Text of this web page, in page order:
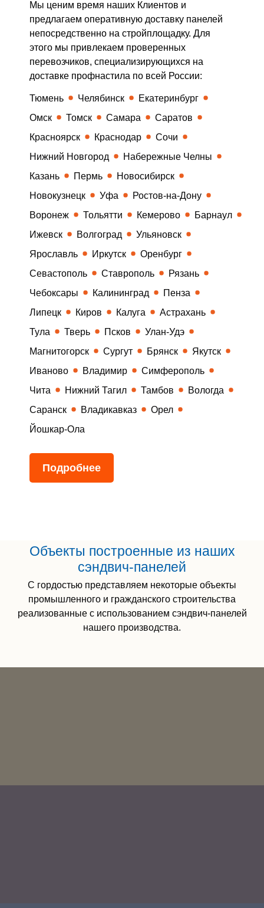
Мы ценим время наших Клиентов и
предлагаем оперативную доставку панелей
непосредственно на стройплощадку. Для
этого мы привлекаем проверенных
перевозчиков, специализирующихся на
доставке профнастила по всей России:
Тюмень Челябинск
Екатеринбург
Омск
Томск Самара
Саратов
Красноярск
Краснодар
Сочи
Нижний Новгород
Набережные Челны
Казань
Пермь
Новосибирск
Новокузнецк
Уфа
Ростов-на-Дону
Воронеж
Тольятти Кемерово
Барнаул
Ижевск
Волгоград
Ульяновск
Ярославль
Иркутск
Оренбург
Севастополь
Ставрополь
Рязань
Чебоксары
Калининград
Пенза
Липецк
Киров Калуга
Астрахань
Тула
Тверь Псков
Улан-Удэ
Магнитогорск
Сургут Брянск
Якутск
Иваново
Владимир
Симферополь
Чита
Нижний Тагил Тамбов
Вологда
Саранск
Владикавказ
Орел
Йошкар-Ола
Подробнее
Объекты построенные из наших
сэндвич-панелей
С гордостью представляем некоторые объекты
промышленного и гражданского строительства
реализованные с использованием сэндвич-панелей
нашего производства.